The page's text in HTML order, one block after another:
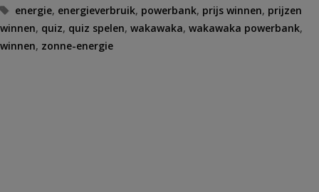
Tags
energie, energieverbruik, powerbank, prijs winnen, prijzen
winnen, quiz, quiz spelen, wakawaka, wakawaka powerbank,
winnen, zonne-energie